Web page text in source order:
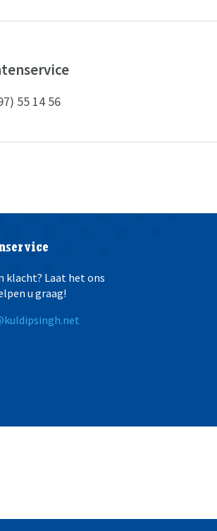
55 14 56
klacht? Laat het ons
u graag!